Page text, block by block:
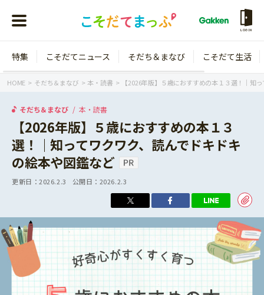
LOGIN
年齢から探す
3歳
年中
年長
小学1年生
小学2年生
小学3年生
小学4年生
小学5年生
小学6年生
こそだてニュース
イベント
ニュース
そだち＆まなび
ワーク・ドリル
こそだて生活
特集 こそだてニュース そだち＆まなび こそだて生活
HOME そだち＆まなび 本・読書 【2026年版】５歳におすすめの本１３選！｜知
そだち＆まなび 本・読書
【2026年版】５歳におすすめの本１３
選！｜知ってワクワク、読んでドキドキ
の絵本や図鑑など
更新日：2026.2.3 公開日： 2026.2.3